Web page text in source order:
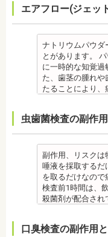
【プロフィール】
新潟大学医歯学総
都内歯科医院にて
鳴り響きます。機
が付いている人に
人は音を我慢する
歯垢が石のように
面、歯茎と歯の
唾液腺開口部の近
体的には「下の前
によく見られます
石の前段階です。
が経過すると歯石
います。歯科での
し、歯石を取り除
歯石を取り除け
き、歯茎の出血、
監修医情報 菊地
【プロフィール】
新潟大学医歯学総
エアフロー(ジェッ
ナトリウムパウダ
とがあります。
に一時的な知覚過
た、歯茎の腫れや
たることにより、
きれない場合があ
また、エアフロー
本来の歯の色自体
したい場合にはホ
れはエアフロー後
続的効果を得る
エアフローは、着
るため、健康保険
フローを受けられ
虫歯菌検査の副作
副作用、リスクは
唾液を採取するだ
を取るだけなので
検査前1時間は、
殺菌剤が配合され
また検査1ヶ月以
口臭検査の副作用